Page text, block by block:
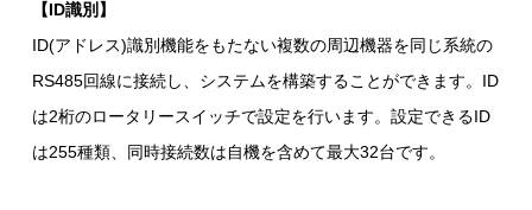
【ID識別】
ID(アドレス)識別機能をもたない複数の周辺機器を同じ系統の
RS485回線に接続し、システムを構築することができます。ID
は2桁のロータリースイッチで設定を行います。設定できるID
は255種類、同時接続数は自機を含めて最大32台です。